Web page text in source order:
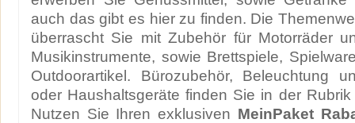
auch das gibt es hier zu finden. Die
überrascht Sie mit Zubehör für Motorräder
Musikinstrumente, sowie Brettspiele,
Outdoorartikel. Bürozubehör, Beleuchtung
oder Haushaltsgeräte finden Sie in der
Nutzen Sie Ihren exklusiven MeinPaket